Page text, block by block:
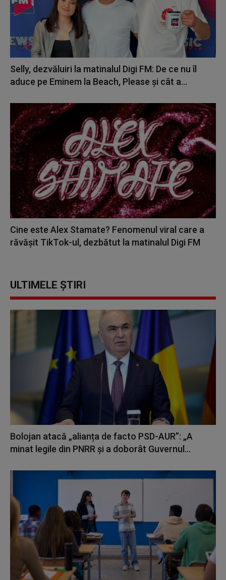
Selly, dezvăluiri la matinalul Digi FM: De ce nu îl
aduce pe Eminem la Beach, Please și cât a...
Cine este Alex Stamate? Fenomenul viral care a
răvășit TikTok-ul, dezbătut la matinalul Digi FM
ULTIMELE ȘTIRI
Bolojan atacă „alianța de facto PSD-AUR”: „A
minat legile din PNRR și a doborât Guvernul...